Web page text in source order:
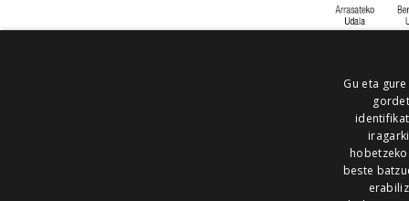
Gu eta
hobetzeko.
beste